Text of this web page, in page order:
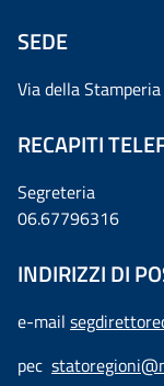
SEDE
Via della
RECAPITI
Segreteria
06.67796316
INDIRIZZI DI
e-mail
pec